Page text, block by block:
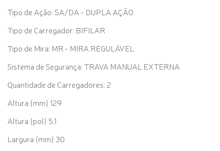
Tipo de Ação: SA/DA - DUPLA AÇÃO
Tipo de Carregador: BIFILAR
Tipo de Mira: MR - MIRA REGULÁVEL
Sistema de Segurança: TRAVA MANUAL EXTERNA
Quantidade de Carregadores: 2
Altura (mm) 129
Altura (pol) 5,1
Largura (mm) 30